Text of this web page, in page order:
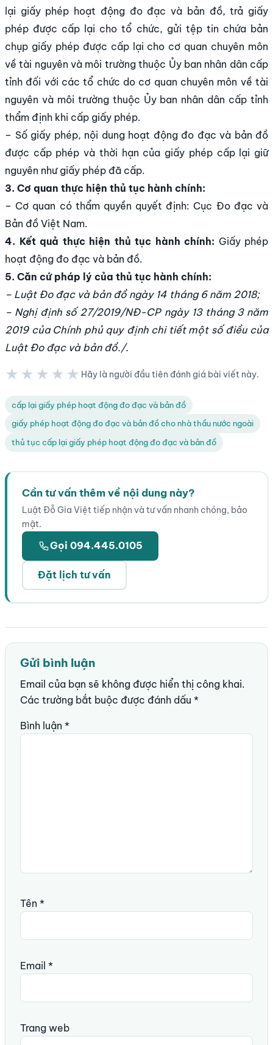
lại giấy phép hoạt động đo đạc và bản đồ, trả giấy
phép được cấp lại cho tổ chức, gửi tệp tin chứa bản
chụp giấy phép được cấp lại cho cơ quan chuyên môn
về tài nguyên và môi trường thuộc Ủy ban nhân dân cấp
tỉnh đối với các tổ chức do cơ quan chuyên môn về tài
nguyên và môi trường thuộc Ủy ban nhân dân cấp tỉnh
thẩm định khi cấp giấy phép.
– Số giấy phép, nội dung hoạt động đo đạc và bản đồ
được cấp phép và thời hạn của giấy phép cấp lại giữ
nguyên như giấy phép đã cấp.
3. Cơ quan thực hiện thủ tục hành chính:
– Cơ quan có thẩm quyền quyết định: Cục Đo đạc và
Bản đồ Việt Nam.
4. Kết quả thực hiện thủ tục hành chính: Giấy phép
hoạt động đo đạc và bản đồ.
5. Căn cứ pháp lý của thủ tục hành chính:
– Luật Đo đạc và bản đồ ngày 14 tháng 6 năm 2018;
– Nghị định số 27/2019/NĐ-CP ngày 13 tháng 3 năm
2019 của Chính phủ quy định chi tiết một số điều của
Luật Đo đạc và bản đồ./.
★★★★★ Hãy là người đầu tiên đánh giá bài viết này.
cấp lại giấy phép hoạt động đo đạc và bản đồ
giấy phép hoạt động đo đạc và bản đồ cho nhà thầu nước ngoài
thủ tục cấp lại giấy phép hoạt động đo đạc và bản đồ
Cần tư vấn thêm về nội dung này?
Luật Đỗ Gia Việt tiếp nhận và tư vấn nhanh chóng, bảo
mật.
Gọi 094.445.0105
Đặt lịch tư vấn
Gửi bình luận
Email của bạn sẽ không được hiển thị công khai.
Các trường bắt buộc được đánh dấu *
Bình luận *
Tên *
Email *
Trang web